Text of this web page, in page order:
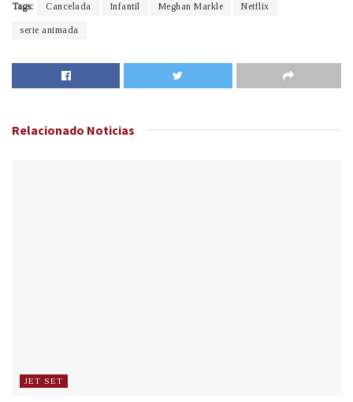
Tags: Cancelada Infantil Meghan Markle Netflix
serie animada
Relacionado Noticias
JET SET